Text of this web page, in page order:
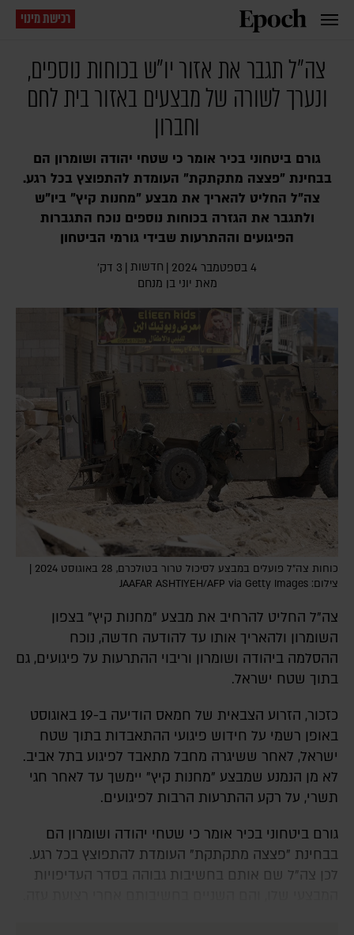
רכישת מינוי
צה"ל תגבר את אזור יו"ש בכוחות נוספים,
ונערך לשורה של מבצעים באזור בית לחם
וחברון
גורם ביטחוני בכיר אומר כי שטחי יהודה ושומרון הם
בבחינת "פצצה מתקתקת" העומדת להתפוצץ בכל רגע.
צה"ל החליט להאריך את מבצע "מחנות קיץ" ביו"ש
ולתגבר את הגזרה בכוחות נוספים נוכח התגברות
הפיגועים וההתרעות שבידי גורמי הביטחון
4 בספטמבר 2024 | חדשות | 3 דק׳
מאת יוני בן מנחם
כוחות צה"ל פועלים במבצע לסיכול טרור בטולכרם, 28 באוגוסט 2024 |
צילום: JAAFAR ASHTIYEH/AFP via Getty Images
צה"ל החליט להרחיב את מבצע "מחנות קיץ" בצפון
השומרון ולהאריך אותו עד להודעה חדשה, נוכח
ההסלמה ביהודה ושומרון וריבוי ההתרעות על פיגועים, גם
בתוך שטח ישראל.
כזכור, הזרוע הצבאית של חמאס הודיעה ב-19 באוגוסט
באופן רשמי על חידוש פיגועי ההתאבדות בתוך שטח
ישראל, לאחר ששיגרה מחבל מתאבד לפיגוע בתל אביב.
לא מן הנמנע שמבצע "מחנות קיץ" יימשך עד לאחר חגי
תשרי, על רקע ההתרעות הרבות לפיגועים.
גורם ביטחוני בכיר אומר כי שטחי יהודה ושומרון הם
בבחינת "פצצה מתקתקת" העומדת להתפוצץ בכל רגע.
לכן צה"ל שם אותם בחשיבות גבוהה בסדר העדיפויות